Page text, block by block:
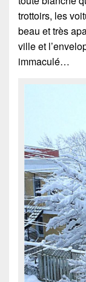
trottoirs, les
beau et très
ville et
immaculé…